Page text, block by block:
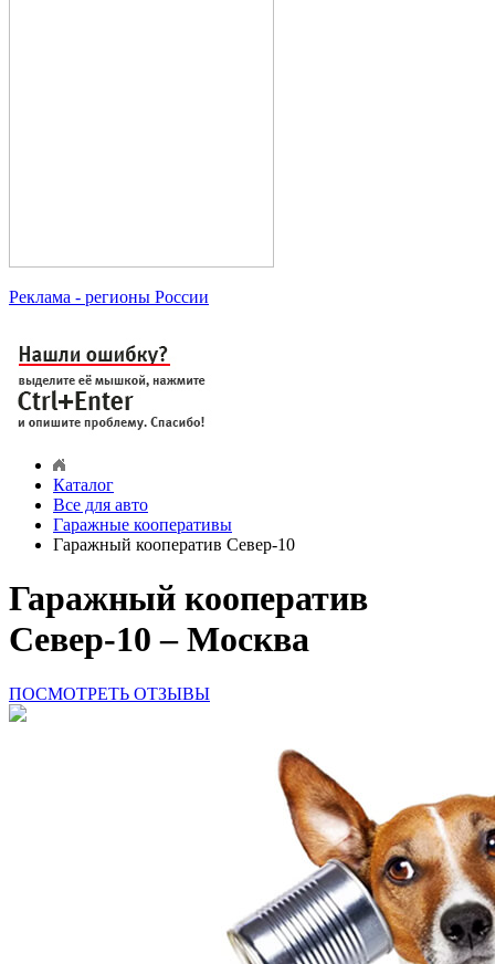
Реклама - регионы России
Каталог
Все для авто
Гаражные кооперативы
Гаражный кооператив Север-10
Гаражный кооператив
Север-10 – Москва
ПОСМОТРЕТЬ ОТЗЫВЫ